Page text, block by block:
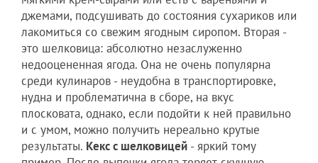
джемами, подсушивать до состояния сухариков или
лакомиться со свежим ягодным сиропом. Вторая -
это шелковица: абсолютно незаслуженно
недооцененная ягода. Она не очень популярна
среди кулинаров - неудобна в транспортировке,
нудна и проблематична в сборе, на вкус
плосковата, однако, если подойти к ней правильно
и с умом, можно получить нереально крутые
результаты. Кекс с шелковицей - яркий тому